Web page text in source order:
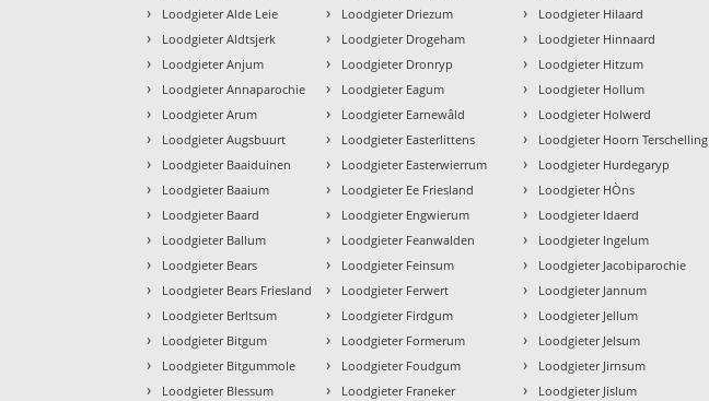
› Loodgieter Alde Leie
› Loodgieter Aldtsjerk
› Loodgieter Anjum
› Loodgieter Annaparochie
› Loodgieter Arum
› Loodgieter Augsbuurt
› Loodgieter Baaiduinen
› Loodgieter Baaium
› Loodgieter Baard
› Loodgieter Ballum
› Loodgieter Bears
› Loodgieter Bears Friesland
› Loodgieter Berltsum
› Loodgieter Bitgum
› Loodgieter Bitgummole
› Loodgieter Blessum
› Loodgieter Driezum
› Loodgieter Drogeham
› Loodgieter Dronryp
› Loodgieter Eagum
› Loodgieter Earnewâld
› Loodgieter Easterlittens
› Loodgieter Easterwierrum
› Loodgieter Ee Friesland
› Loodgieter Engwierum
› Loodgieter Feanwalden
› Loodgieter Feinsum
› Loodgieter Ferwert
› Loodgieter Firdgum
› Loodgieter Formerum
› Loodgieter Foudgum
› Loodgieter Franeker
› Loodgieter Hilaard
› Loodgieter Hinnaard
› Loodgieter Hitzum
› Loodgieter Hollum
› Loodgieter Holwerd
› Loodgieter Hoorn Terschelling
› Loodgieter Hurdegaryp
› Loodgieter HÒns
› Loodgieter Idaerd
› Loodgieter Ingelum
› Loodgieter Jacobiparochie
› Loodgieter Jannum
› Loodgieter Jellum
› Loodgieter Jelsum
› Loodgieter Jirnsum
› Loodgieter Jislum